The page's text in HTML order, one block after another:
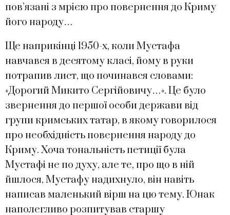
пов’язані з мрією про повернення до Криму
його народу…
Ще наприкінці 1950-х, коли Мустафа
навчався в десятому класі, йому в руки
потрапив лист, що починався словами:
«Дорогий Микито Сергійовичу…». Це було
звернення до першої особи держави від
групи кримських татар, в якому говорилося
про необхідність повернення народу до
Криму. Хоча тональність петиції була
Мустафі не по духу, але те, про що в ній
йшлося, Мустафу надихнуло, він навіть
написав маленький вірш на цю тему. Юнак
наполегливо розпитував старшу